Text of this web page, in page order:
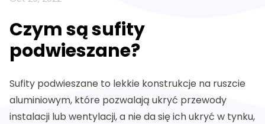
Czym są sufity
podwieszane?
Sufity podwieszane to lekkie konstrukcje na ruszcie
aluminiowym, które pozwalają ukryć przewody
instalacji lub wentylacji, a nie da się ich ukryć w tynku,